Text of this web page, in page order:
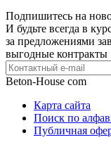
Подпишитесь на
И будьте всегда в
за предложениями
выгодные контракты
Beton-House com
Карта сайта
Поиск по
Публичная